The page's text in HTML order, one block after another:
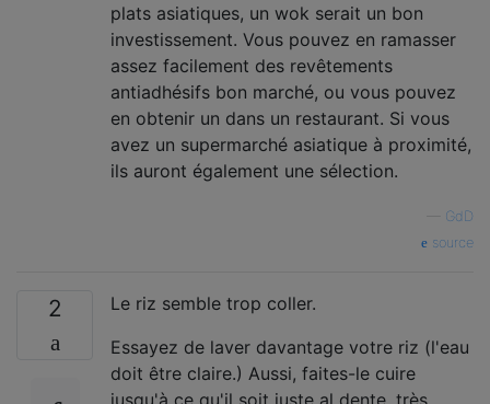
plats asiatiques, un wok serait un bon
investissement. Vous pouvez en ramasser
assez facilement des revêtements
antiadhésifs bon marché, ou vous pouvez
en obtenir un dans un restaurant. Si vous
avez un supermarché asiatique à proximité,
ils auront également une sélection.
GdD
source
2
Le riz semble trop coller.
Essayez de laver davantage votre riz (l'eau
doit être claire.) Aussi, faites-le cuire
jusqu'à ce qu'il soit juste al dente, très